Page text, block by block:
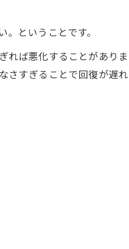
ということです。
ば悪化することがありま
すぎることで回復が遅れ